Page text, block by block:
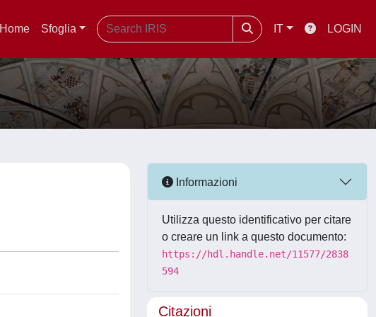
Home Sfoglia IT LOGIN
Informazioni
Utilizza questo identificativo per citare
o creare un link a questo documento:
https://hdl.handle.net/11577/2838
594
Citazioni